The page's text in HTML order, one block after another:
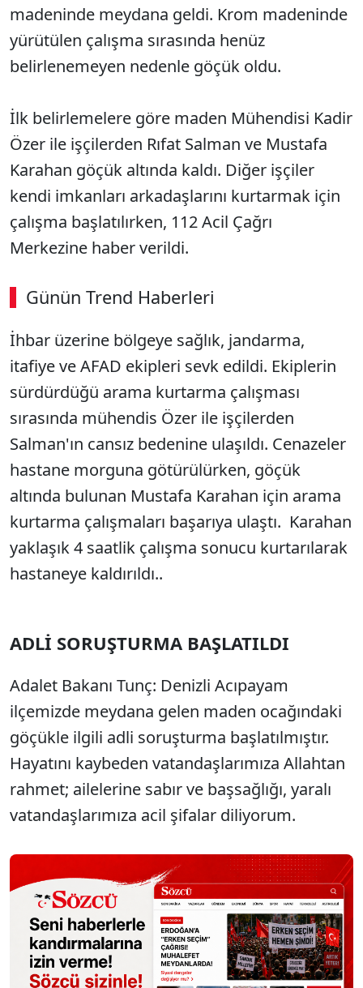
madeninde meydana geldi. Krom madeninde
yürütülen çalışma sırasında henüz
belirlenemeyen nedenle göçük oldu.
İlk belirlemelere göre maden Mühendisi Kadir
Özer ile işçilerden Rıfat Salman ve Mustafa
Karahan göçük altında kaldı. Diğer işçiler
kendi imkanları arkadaşlarını kurtarmak için
çalışma başlatılırken, 112 Acil Çağrı
Merkezine haber verildi.
Günün Trend Haberleri
İhbar üzerine bölgeye sağlık, jandarma,
itafiye ve AFAD ekipleri sevk edildi. Ekiplerin
sürdürdüğü arama kurtarma çalışması
sırasında mühendis Özer ile işçilerden
Salman'ın cansız bedenine ulaşıldı. Cenazeler
hastane morguna götürülürken, göçük
altında bulunan Mustafa Karahan için arama
kurtarma çalışmaları başarıya ulaştı. Karahan
yaklaşık 4 saatlik çalışma sonucu kurtarılarak
hastaneye kaldırıldı..
ADLİ SORUŞTURMA BAŞLATILDI
Adalet Bakanı Tunç: Denizli Acıpayam
ilçemizde meydana gelen maden ocağındaki
göçükle ilgili adli soruşturma başlatılmıştır.
Hayatını kaybeden vatandaşlarımıza Allahtan
rahmet; ailelerine sabır ve başsağlığı, yaralı
vatandaşlarımıza acil şifalar diliyorum.